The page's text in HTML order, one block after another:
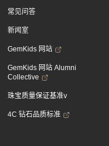
常见问答
新闻室
GemKids 网站
GemKids 网站 Alumni
Collective
珠宝质量保证基准v
4C 钻石品质标准